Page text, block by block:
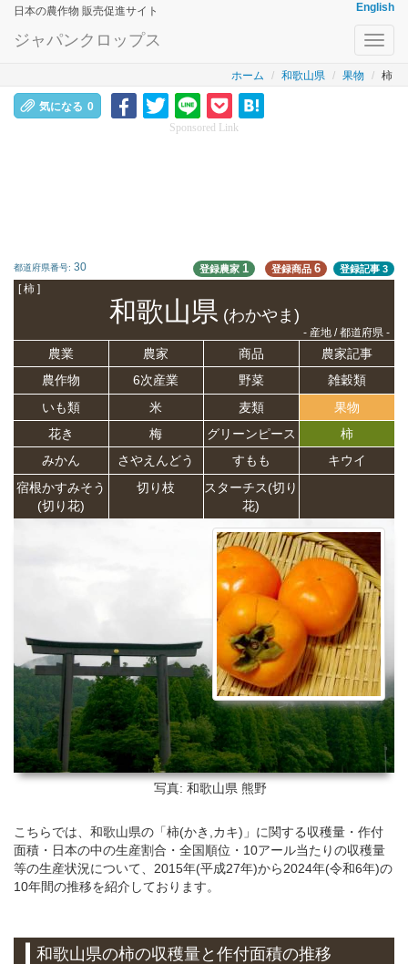
日本の農作物 販売促進サイト English
ジャパンクロップス
ホーム 和歌山県 果物 柿
気になる 0
Sponsored Link
都道府県番号: 30 登録農家 1 登録商品 6 登録記事 3
[ 柿 ]
和歌山県 (わかやま)
- 産地 / 都道府県 -
農業 農家 商品
農家記事
農作物
6次産業 野菜
雑穀類
いも類
米 麦類
果物
花き
梅 グリーンピース
柿
みかん
さやえんどう すもも
キウイ
宿根かすみそう
(切り花)
切り枝
スターチス(切り
花)
写真: 和歌山県 熊野
こちらでは、和歌山県の「柿(かき,カキ)」に関する収穫量・作付
面積・日本の中の生産割合・全国順位・10アール当たりの収穫量
等の生産状況について、2015年(平成27年)から2024年(令和6年)の
10年間の推移を紹介しております。
和歌山県の柿の収穫量と作付面積の推移